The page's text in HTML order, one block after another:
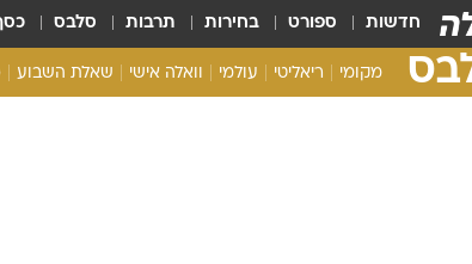
חדשות ספורט בחירות תרבות סלבס
מקומי ריאליטי עולמי וואלה אישי שאלת השבוע